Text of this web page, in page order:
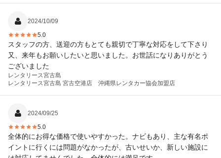
りの空港までの送迎もスムーズでスタッフも感じの良い外国人ス
ったためです。 次回もぜひリピしたいと思います。
2024/10/09
5.0
スタッフの方、送迎の方もとても親切で丁寧な対応をして下さり
又、来年もお願いしたいと思いました。お世話になりありがとう
ございました
レンタリース宮古島
レンタリース宮古島 宮古空港店 沖縄県レンタカー協会加盟店
2024/09/25
5.0
全体的にお得な価格で使いやすかった。ナビもあり、主な有名ポ
イントに行くには問題がなかったが、古いせいか、新しい施設に